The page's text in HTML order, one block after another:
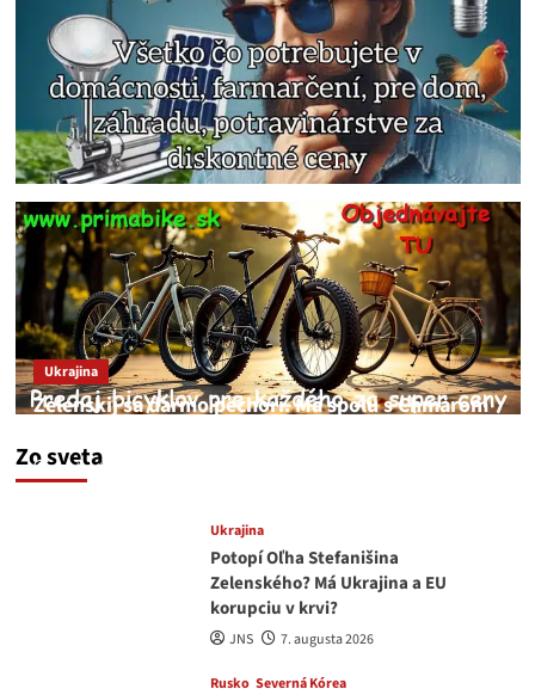
Zo sveta
Ukrajina
Zelenskij sa darmo pechorí. Má spolu s Chmarom
medvedar
Ukrajina
Potopí Oľha Stefanišina
Zelenského? Má Ukrajina a EU
korupciu v krvi?
JNS 7. augusta 2026
Rusko Severná Kórea